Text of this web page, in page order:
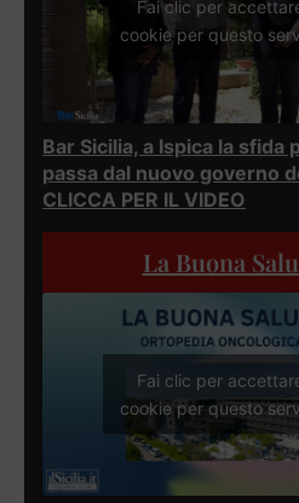
Fai clic per
cookie per questo
Bar Sicilia, a Ispica la sfida
passa dal nuovo governo
CLICCA PER IL VIDEO
La Buona
Fai clic per
cookie per questo